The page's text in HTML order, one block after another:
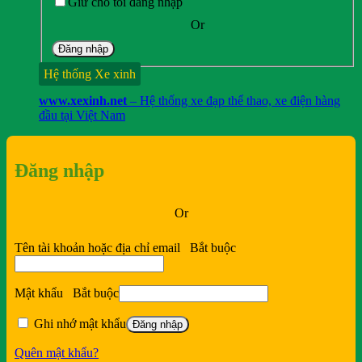
kém
Đại tiện ra máu Động kinh
Or
Đăng nhập
Hệ thống Xe xinh
www.xexinh.net – Hệ thống xe đạp thể thao, xe điện hàng
đầu tại Việt Nam
Đăng nhập
Or
Tên tài khoản hoặc địa chỉ email Bắt buộc
Mật khẩu Bắt buộc
Ghi nhớ mật khẩu Đăng nhập
Quên mật khẩu?